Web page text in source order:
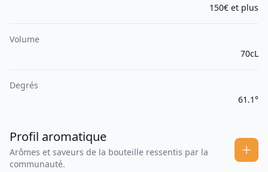
150€ et plus
Volume
70cL
Degrés
61.1°
Profil aromatique
Arômes et saveurs de la bouteille ressentis par la
communauté.